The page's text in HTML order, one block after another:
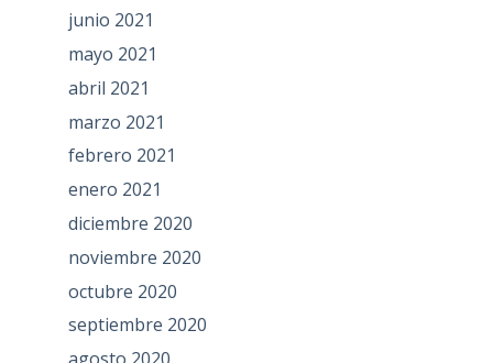
junio 2021
mayo 2021
abril 2021
marzo 2021
febrero 2021
enero 2021
diciembre 2020
noviembre 2020
octubre 2020
septiembre 2020